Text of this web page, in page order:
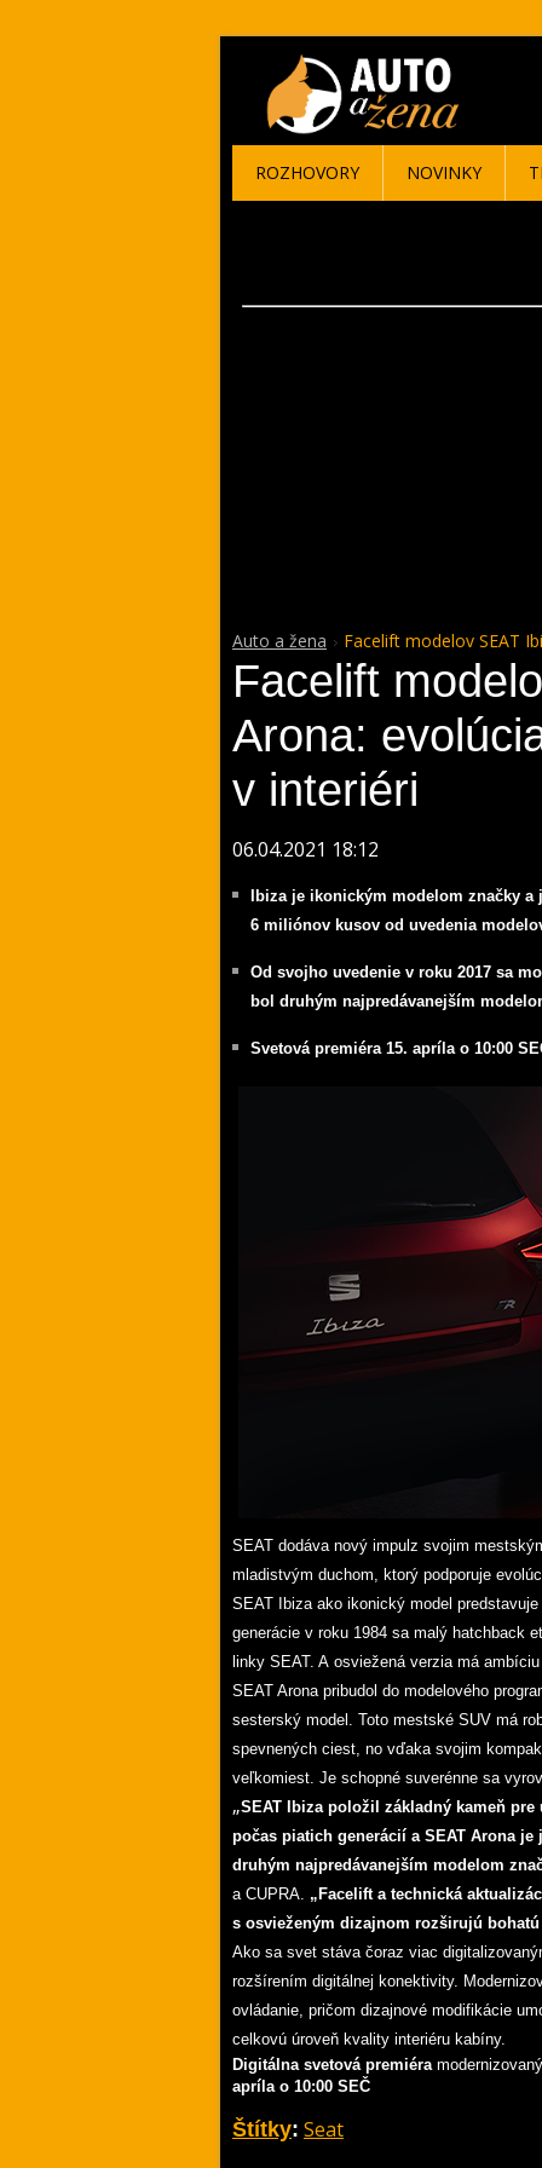
Auto a žena Facelift modelov SEAT
Facelift
Arona:
v interiéri
06.04.2021 18:12
Ibiza je ikonickým modelom značky
6 miliónov kusov od uvedenia
Od svojho uvedenie v roku 2017 sa
bol druhým najpredávanejším
Svetová premiéra 15. apríla o 10:00
SEAT dodáva nový impulz svojim
mladistvým duchom, ktorý podporuje
SEAT Ibiza ako ikonický model
generácie v roku 1984 sa malý hatchback
linky SEAT. A osviežená verzia má
SEAT Arona pribudol do modelového
sesterský model. Toto mestské SUV má
spevnených ciest, no vďaka svojim
veľkomiest. Je schopné suverénne sa
„SEAT Ibiza položil základný kameň
počas piatich generácií a SEAT Arona
druhým najpredávanejším modelom
a CUPRA. „Facelift a technická
s osvieženým dizajnom rozširujú
Ako sa svet stáva čoraz viac
rozšírením digitálnej konektivity.
ovládanie, pričom dizajnové modifikácie
celkovú úroveň kvality interiéru kabíny.
Digitálna svetová premiéra
apríla o 10:00 SEČ
Štítky: Seat
ROZHOVORY NOVINKY